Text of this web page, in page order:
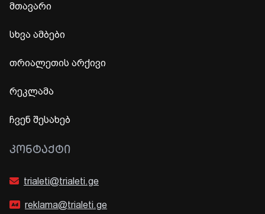
მთავარი
სხვა ამბები
თრიალეთის არქივი
რეკლამა
ჩვენ შესახებ
ᲙᲝᲜᲢᲐᲥᲢᲘ
trialeti@trialeti.ge
reklama@trialeti.ge